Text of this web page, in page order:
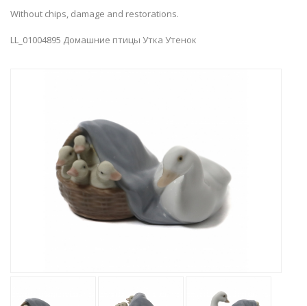
Without chips, damage and restorations.
LL_01004895 Домашние птицы Утка Утенок